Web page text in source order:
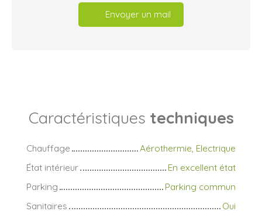
Envoyer un mail
Caractéristiques techniques
Chauffage
Aérothermie, Electrique
État intérieur
En excellent état
Parking
Parking commun
Sanitaires
Oui